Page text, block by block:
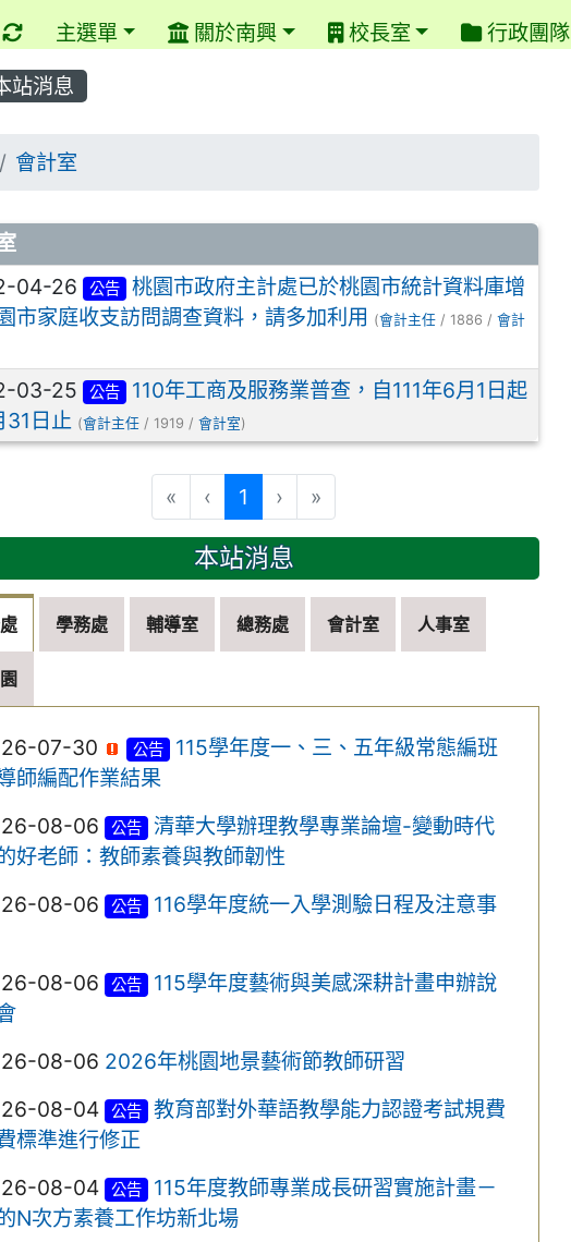
重新取得佈景設定
主選單 關於南興 校長室 行政團隊
站消息
首頁
會計室
表
04-26 公告
桃園市政府主計處已於桃園市統計資料庫增
市家庭收支訪問調查資料，請多加利用 (會計主任 / 1886 /會計
03-25 公告
110年工商及服務業普查，自111年6月1日起
31日止 (會計主任 / 1919 /會計室)
« ‹ 1 (目前頁次)
› »
本站消息
學務處 輔導室 總務處 會計室 人事室
07-30 公告
115學年度一、三、五年級常態編班
師編配作業結果
08-06 公告
清華大學辦理教學專業論壇-變動時代
好老師：教師素養與教師韌性
08-06 公告 116學年度統一入學測驗日程及注意事
08-06 公告
115學年度藝術與美感深耕計畫申辦說
08-06 2026年桃園地景藝術節教師研習
08-04 公告
教育部對外華語教學能力認證考試規費
標準進行修正
08-04 公告
115年度教師專業成長研習實施計畫－
N次方素養工作坊新北場